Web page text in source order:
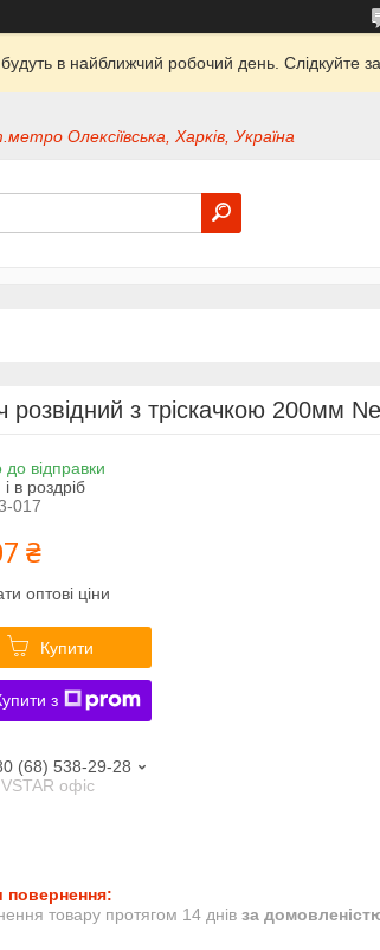
в найближчий робочий день. Слідкуйте
Олексіївська, Харків, Україна
розвідний з тріскачкою 200мм
до відправки
в роздріб
017
₴
оптові ціни
Купити
з
(68) 538-29-28
офіс
товару протягом 14 днів за